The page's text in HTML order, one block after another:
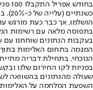
הושלמו, אך כבר כעת מורגש
בתפוסה מלאה עם רשימות
בעקבות הנתונים שוחחנו עם
המגמה בתחום האלימות
הנוכחי. בתחילת דבריה
בפניות לקו החירום שלנו
שעולה מהנתונים בהשוואה
השפעת המלחמה על האלימות